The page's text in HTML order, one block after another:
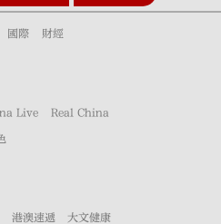
國際 財經
Live Real China
港澳速遞 大文健康